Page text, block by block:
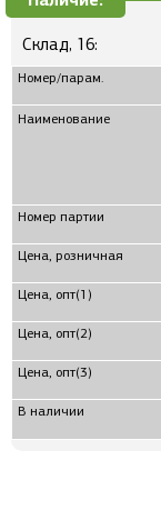
Склад, 16:
Номер/парам.
Наименование
Номер партии
Цена, розничная
Цена, опт(1)
Цена, опт(2)
Цена, опт(3)
В наличии